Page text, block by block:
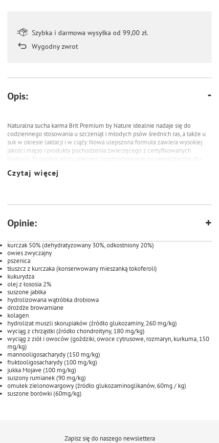
Szybka i darmowa wysyłka od 99,00 zł.
Wygodny zwrot
Opis:
Naturalna sucha karma Brit Premium by Nature idealnie nadaje się do
codziennego stosowania u szczeniąt i młodych psów średnich ras, a także u
suk w okresie laktacji i w ciąży. Nowa ulepszona formuła zawiera wysokiej
jakości mięso i produkty pochodzenia zwierzęcego z certyfikowanych
hodowli. To posiłek, który pokrywa zapotrzebowanie na najważniejsze dla
prawidłowy rozwój już we wczesnym etapie życia. Dostarcza również
owoce i zioła, a także pozytywnie wpływa na rozwój kości i stawów poprzez
chondroprotekcyjnych.
Czytaj więcej
Opinie:
kurczak 50% (dehydratyzowany 30%, odkostniony 20%)
owies zwyczajny
pszenica
tłuszcz z kurczaka (konserwowany mieszanką tokoferoli)
kukurydza
olej z łososia 2%
suszone jabłka
hydrolizowana wątróbka drobiowa
drożdże browarniane
kolagen
hydrolizat muszli skorupiaków (źródło glukozaminy, 260 mg/kg)
wyciąg z chrząstki (źródło chondroityny, 180 mg/kg)
wyciąg z ziół i owoców (goździki, owoce cytrusowe, rozmaryn, kurkuma, 150
mg/kg)
mannooligosacharydy (150 mg/kg)
fruktooligosacharydy (100 mg/kg)
jukka Mojave (100 mg/kg)
suszony rumianek (90 mg/kg)
omułek zielonowargowy (źródło glukozaminoglikanów, 60mg / kg)
suszone borówki (60mg/kg)
Zapisz się do naszego newslettera